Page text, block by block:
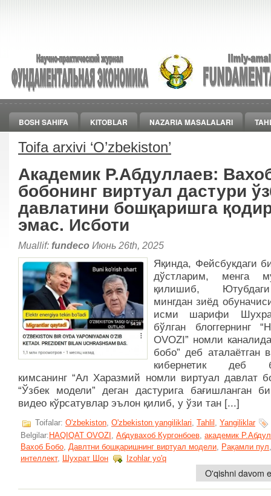
BOSH SAHIFA KITOBLAR NAZARIA MASALALARI
Toifa arxivi ‘O’zbekiston’
Академик Р.Абдуллаев:
бобонинг виртуал дастури
давлатини бошқаришга
эмас. Исботи
Muallif: fundeco Июнь 26th, 2025
Яқинда, Фейсбукдаги
дўстларим, менга
қилишиб,
мингдан зиёд
исми шарифи
бўлган блоггернинг
OVOZI” номли
бобо” деб аталаётган
кибернетик деб
кимсанинг “Ал Харазмий номли виртуал давлат
“Ўзбек модели” деган дастурига бағишланган
видео кўрсатувлар эълон қилиб, у ўзи тан [...]
Toifalar: O'zbekiston, O'zbekiston yangiliklari, Tahlil , Yangiliklar
Belgilar:HAQIQAT OVOZI Абдувахоб Кургонбоев академик
Вахоб Бобо Давлтни бошқаришнинг виртуал модели Рақамли пул
интеллект, Шухрат Шон Izohlar yo'q
O'qishni davom